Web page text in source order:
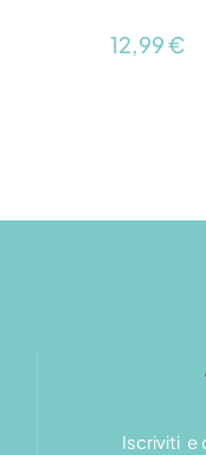
12,99 €
Iscriviti e